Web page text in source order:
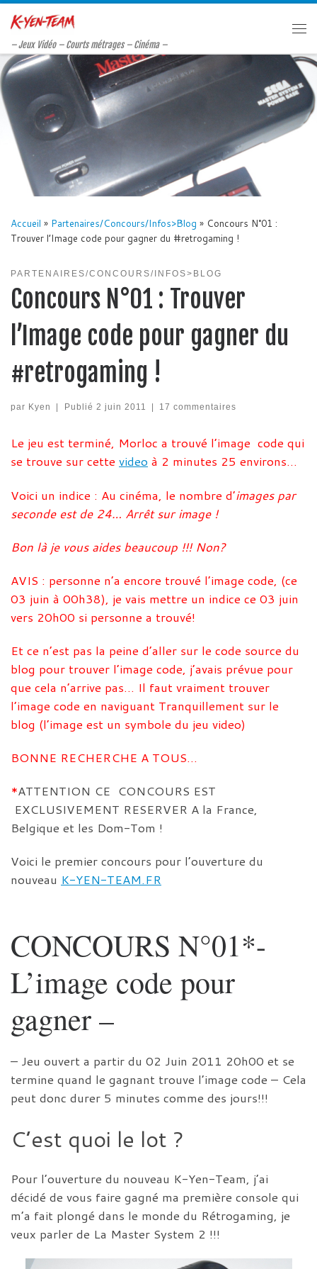
Passer au contenu
– Jeux Vidéo – Courts métrages – Cinéma –
Accueil » Partenaires/Concours/Infos>Blog » Concours N°01 :
Trouver l’Image code pour gagner du #retrogaming !
PARTENAIRES/CONCOURS/INFOS>BLOG
Concours N°01 : Trouver
l’Image code pour gagner du
#retrogaming !
par Kyen Publié 2 juin 2011 17 commentaires
Le jeu est terminé, Morloc a trouvé l’image code qui
se trouve sur cette video à 2 minutes 25 environs…
Voici un indice : Au cinéma, le nombre d’images par
seconde est de 24… Arrêt sur image !
Bon là je vous aides beaucoup !!! Non?
AVIS : personne n’a encore trouvé l’image code, (ce
03 juin à 00h38), je vais mettre un indice ce 03 juin
vers 20h00 si personne a trouvé!
Et ce n’est pas la peine d’aller sur le code source du
blog pour trouver l’image code, j’avais prévue pour
que cela n’arrive pas… Il faut vraiment trouver
l’image code en naviguant Tranquillement sur le
blog (l’image est un symbole du jeu video)
BONNE RECHERCHE A TOUS…
*ATTENTION CE CONCOURS EST
EXCLUSIVEMENT RESERVER A la France,
Belgique et les Dom-Tom !
Voici le premier concours pour l’ouverture du
nouveau K-YEN-TEAM.FR
CONCOURS N°01*-
L’image code pour
gagner –
– Jeu ouvert a partir du 02 Juin 2011 20h00 et se
termine quand le gagnant trouve l’image code – Cela
peut donc durer 5 minutes comme des jours!!!
C’est quoi le lot ?
Pour l’ouverture du nouveau K-Yen-Team, j’ai
décidé de vous faire gagné ma première console qui
m’a fait plongé dans le monde du Rétrogaming, je
veux parler de La Master System 2 !!!